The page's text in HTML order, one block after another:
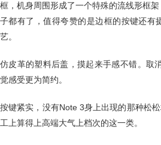
框，机身周围形成了一个特殊的流线形框
子都有了，值得夸赞的是边框的按键还有
艺。
仿皮革的塑料后盖，摸起来手感不错。取
觉感受更为简约。
按键紧实，没有Note 3身上出现的那种松
工上算得上高端大气上档次的这一类。